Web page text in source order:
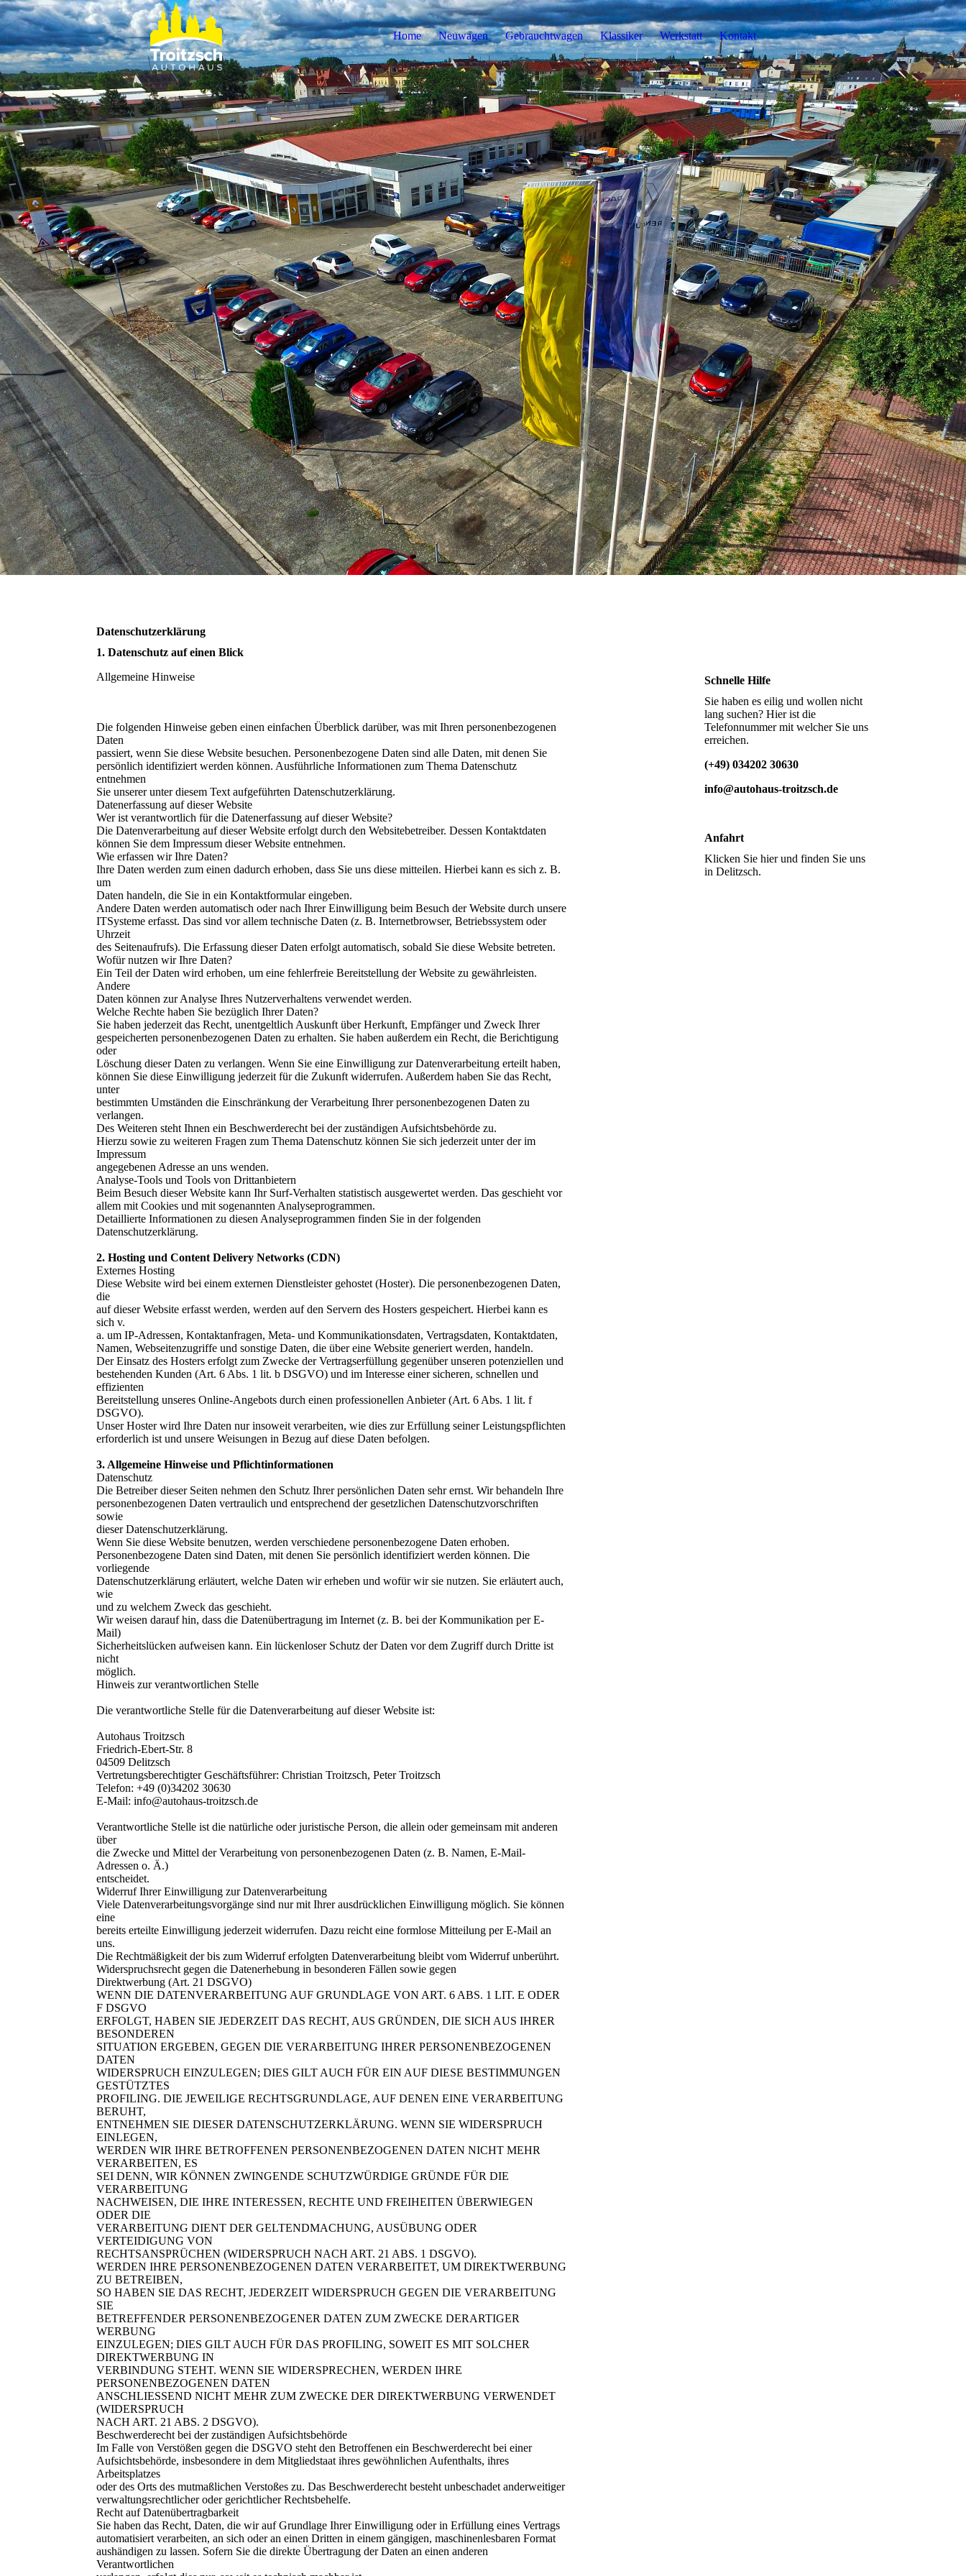
Home Neuwagen Gebrauchtwagen Klassiker Werkstatt Kontakt
Datenschutzerklärung
1. Datenschutz auf einen Blick
Allgemeine Hinweise
Die folgenden Hinweise geben einen einfachen Überblick darüber, was mit Ihren personenbezogenen
Daten
passiert, wenn Sie diese Website besuchen. Personenbezogene Daten sind alle Daten, mit denen Sie
persönlich identifiziert werden können. Ausführliche Informationen zum Thema Datenschutz
entnehmen
Sie unserer unter diesem Text aufgeführten Datenschutzerklärung.
Datenerfassung auf dieser Website
Wer ist verantwortlich für die Datenerfassung auf dieser Website?
Die Datenverarbeitung auf dieser Website erfolgt durch den Websitebetreiber. Dessen Kontaktdaten
können Sie dem Impressum dieser Website entnehmen.
Wie erfassen wir Ihre Daten?
Ihre Daten werden zum einen dadurch erhoben, dass Sie uns diese mitteilen. Hierbei kann es sich z. B.
um
Daten handeln, die Sie in ein Kontaktformular eingeben.
Andere Daten werden automatisch oder nach Ihrer Einwilligung beim Besuch der Website durch unsere
ITSysteme erfasst. Das sind vor allem technische Daten (z. B. Internetbrowser, Betriebssystem oder
Uhrzeit
des Seitenaufrufs). Die Erfassung dieser Daten erfolgt automatisch, sobald Sie diese Website betreten.
Wofür nutzen wir Ihre Daten?
Ein Teil der Daten wird erhoben, um eine fehlerfreie Bereitstellung der Website zu gewährleisten.
Andere
Daten können zur Analyse Ihres Nutzerverhaltens verwendet werden.
Welche Rechte haben Sie bezüglich Ihrer Daten?
Sie haben jederzeit das Recht, unentgeltlich Auskunft über Herkunft, Empfänger und Zweck Ihrer
gespeicherten personenbezogenen Daten zu erhalten. Sie haben außerdem ein Recht, die Berichtigung
oder
Löschung dieser Daten zu verlangen. Wenn Sie eine Einwilligung zur Datenverarbeitung erteilt haben,
können Sie diese Einwilligung jederzeit für die Zukunft widerrufen. Außerdem haben Sie das Recht,
unter
bestimmten Umständen die Einschränkung der Verarbeitung Ihrer personenbezogenen Daten zu
verlangen.
Des Weiteren steht Ihnen ein Beschwerderecht bei der zuständigen Aufsichtsbehörde zu.
Hierzu sowie zu weiteren Fragen zum Thema Datenschutz können Sie sich jederzeit unter der im
Impressum
angegebenen Adresse an uns wenden.
Analyse-Tools und Tools von Drittanbietern
Beim Besuch dieser Website kann Ihr Surf-Verhalten statistisch ausgewertet werden. Das geschieht vor
allem mit Cookies und mit sogenannten Analyseprogrammen.
Detaillierte Informationen zu diesen Analyseprogrammen finden Sie in der folgenden
Datenschutzerklärung.
2. Hosting und Content Delivery Networks (CDN)
Externes Hosting
Diese Website wird bei einem externen Dienstleister gehostet (Hoster). Die personenbezogenen Daten,
die
auf dieser Website erfasst werden, werden auf den Servern des Hosters gespeichert. Hierbei kann es
sich v.
a. um IP-Adressen, Kontaktanfragen, Meta- und Kommunikationsdaten, Vertragsdaten, Kontaktdaten,
Namen, Webseitenzugriffe und sonstige Daten, die über eine Website generiert werden, handeln.
Der Einsatz des Hosters erfolgt zum Zwecke der Vertragserfüllung gegenüber unseren potenziellen und
bestehenden Kunden (Art. 6 Abs. 1 lit. b DSGVO) und im Interesse einer sicheren, schnellen und
effizienten
Bereitstellung unseres Online-Angebots durch einen professionellen Anbieter (Art. 6 Abs. 1 lit. f
DSGVO).
Unser Hoster wird Ihre Daten nur insoweit verarbeiten, wie dies zur Erfüllung seiner Leistungspflichten
erforderlich ist und unsere Weisungen in Bezug auf diese Daten befolgen.
3. Allgemeine Hinweise und Pflichtinformationen
Datenschutz
Die Betreiber dieser Seiten nehmen den Schutz Ihrer persönlichen Daten sehr ernst. Wir behandeln Ihre
personenbezogenen Daten vertraulich und entsprechend der gesetzlichen Datenschutzvorschriften
sowie
dieser Datenschutzerklärung.
Wenn Sie diese Website benutzen, werden verschiedene personenbezogene Daten erhoben.
Personenbezogene Daten sind Daten, mit denen Sie persönlich identifiziert werden können. Die
vorliegende
Datenschutzerklärung erläutert, welche Daten wir erheben und wofür wir sie nutzen. Sie erläutert auch,
wie
und zu welchem Zweck das geschieht.
Wir weisen darauf hin, dass die Datenübertragung im Internet (z. B. bei der Kommunikation per E-
Mail)
Sicherheitslücken aufweisen kann. Ein lückenloser Schutz der Daten vor dem Zugriff durch Dritte ist
nicht
möglich.
Hinweis zur verantwortlichen Stelle
Die verantwortliche Stelle für die Datenverarbeitung auf dieser Website ist:
Autohaus Troitzsch
Friedrich-Ebert-Str. 8
04509 Delitzsch
Vertretungsberechtigter Geschäftsführer: Christian Troitzsch, Peter Troitzsch
Telefon: +49 (0)34202 30630
E-Mail: info@autohaus-troitzsch.de
Verantwortliche Stelle ist die natürliche oder juristische Person, die allein oder gemeinsam mit anderen
über
die Zwecke und Mittel der Verarbeitung von personenbezogenen Daten (z. B. Namen, E-Mail-
Adressen o. Ä.)
entscheidet.
Widerruf Ihrer Einwilligung zur Datenverarbeitung
Viele Datenverarbeitungsvorgänge sind nur mit Ihrer ausdrücklichen Einwilligung möglich. Sie können
eine
bereits erteilte Einwilligung jederzeit widerrufen. Dazu reicht eine formlose Mitteilung per E-Mail an
uns.
Die Rechtmäßigkeit der bis zum Widerruf erfolgten Datenverarbeitung bleibt vom Widerruf unberührt.
Widerspruchsrecht gegen die Datenerhebung in besonderen Fällen sowie gegen
Direktwerbung (Art. 21 DSGVO)
WENN DIE DATENVERARBEITUNG AUF GRUNDLAGE VON ART. 6 ABS. 1 LIT. E ODER
F DSGVO
ERFOLGT, HABEN SIE JEDERZEIT DAS RECHT, AUS GRÜNDEN, DIE SICH AUS IHRER
BESONDEREN
SITUATION ERGEBEN, GEGEN DIE VERARBEITUNG IHRER PERSONENBEZOGENEN
DATEN
WIDERSPRUCH EINZULEGEN; DIES GILT AUCH FÜR EIN AUF DIESE BESTIMMUNGEN
GESTÜTZTES
PROFILING. DIE JEWEILIGE RECHTSGRUNDLAGE, AUF DENEN EINE VERARBEITUNG
BERUHT,
ENTNEHMEN SIE DIESER DATENSCHUTZERKLÄRUNG. WENN SIE WIDERSPRUCH
EINLEGEN,
WERDEN WIR IHRE BETROFFENEN PERSONENBEZOGENEN DATEN NICHT MEHR
VERARBEITEN, ES
SEI DENN, WIR KÖNNEN ZWINGENDE SCHUTZWÜRDIGE GRÜNDE FÜR DIE
VERARBEITUNG
NACHWEISEN, DIE IHRE INTERESSEN, RECHTE UND FREIHEITEN ÜBERWIEGEN
ODER DIE
VERARBEITUNG DIENT DER GELTENDMACHUNG, AUSÜBUNG ODER
VERTEIDIGUNG VON
RECHTSANSPRÜCHEN (WIDERSPRUCH NACH ART. 21 ABS. 1 DSGVO).
WERDEN IHRE PERSONENBEZOGENEN DATEN VERARBEITET, UM DIREKTWERBUNG
ZU BETREIBEN,
SO HABEN SIE DAS RECHT, JEDERZEIT WIDERSPRUCH GEGEN DIE VERARBEITUNG
SIE
BETREFFENDER PERSONENBEZOGENER DATEN ZUM ZWECKE DERARTIGER
WERBUNG
EINZULEGEN; DIES GILT AUCH FÜR DAS PROFILING, SOWEIT ES MIT SOLCHER
DIREKTWERBUNG IN
VERBINDUNG STEHT. WENN SIE WIDERSPRECHEN, WERDEN IHRE
PERSONENBEZOGENEN DATEN
ANSCHLIESSEND NICHT MEHR ZUM ZWECKE DER DIREKTWERBUNG VERWENDET
(WIDERSPRUCH
NACH ART. 21 ABS. 2 DSGVO).
Beschwerderecht bei der zuständigen Aufsichtsbehörde
Im Falle von Verstößen gegen die DSGVO steht den Betroffenen ein Beschwerderecht bei einer
Aufsichtsbehörde, insbesondere in dem Mitgliedstaat ihres gewöhnlichen Aufenthalts, ihres
Arbeitsplatzes
oder des Orts des mutmaßlichen Verstoßes zu. Das Beschwerderecht besteht unbeschadet anderweitiger
verwaltungsrechtlicher oder gerichtlicher Rechtsbehelfe.
Recht auf Datenübertragbarkeit
Sie haben das Recht, Daten, die wir auf Grundlage Ihrer Einwilligung oder in Erfüllung eines Vertrags
automatisiert verarbeiten, an sich oder an einen Dritten in einem gängigen, maschinenlesbaren Format
aushändigen zu lassen. Sofern Sie die direkte Übertragung der Daten an einen anderen
Verantwortlichen
Schnelle Hilfe
Sie haben es eilig und wollen nicht
lang suchen? Hier ist die
Telefonnummer mit welcher Sie uns
erreichen.
(+49) 034202 30630
info@autohaus-troitzsch.de
Anfahrt
Klicken Sie hier und finden Sie uns
in Delitzsch.